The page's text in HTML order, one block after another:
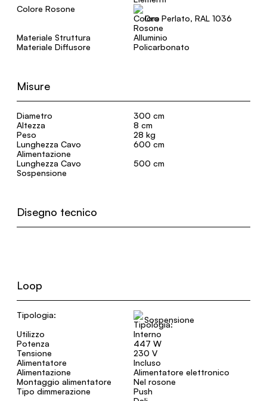
Colore Rosone
Oro Perlato, RAL 1036
Materiale Struttura
Alluminio
Materiale Diffusore
Policarbonato
Misure
Diametro
300 cm
Altezza
8 cm
Peso
28 kg
Lunghezza Cavo
Alimentazione
600 cm
Lunghezza Cavo
Sospensione
500 cm
Disegno tecnico
Loop
Tipologia:
Sospensione
Utilizzo
Interno
Potenza
447 W
Tensione
230 V
Alimentatore
Incluso
Alimentazione
Alimentatore elettronico
Montaggio alimentatore
Nel rosone
Tipo dimmerazione
Push